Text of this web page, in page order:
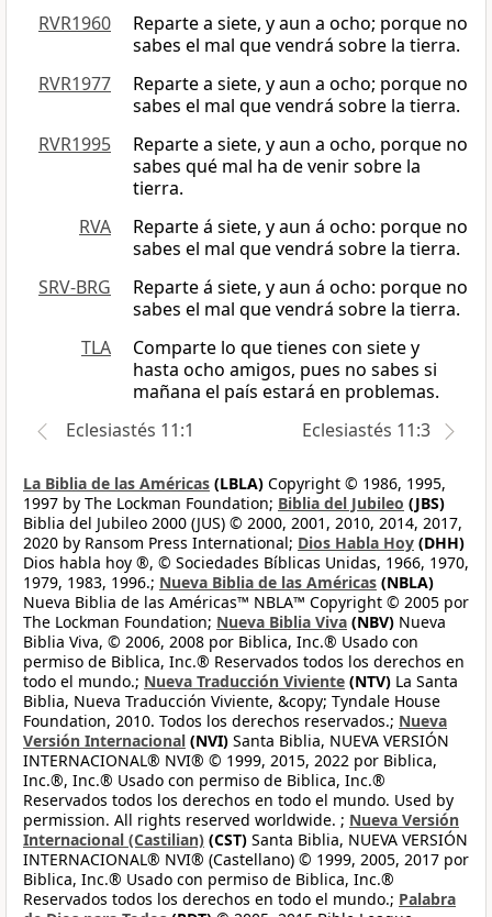
RVR1960
Reparte a siete, y aun a ocho; porque no
sabes el mal que vendrá sobre la tierra.
RVR1977
Reparte a siete, y aun a ocho; porque no
sabes el mal que vendrá sobre la tierra.
RVR1995
Reparte a siete, y aun a ocho, porque no
sabes qué mal ha de venir sobre la
tierra.
RVA
Reparte á siete, y aun á ocho: porque no
sabes el mal que vendrá sobre la tierra.
SRV-BRG
Reparte á siete, y aun á ocho: porque no
sabes el mal que vendrá sobre la tierra.
TLA
Comparte lo que tienes con siete y
hasta ocho amigos, pues no sabes si
mañana el país estará en problemas.
Eclesiastés 11:1
Eclesiastés 11:3
La Biblia de las Américas (LBLA) Copyright © 1986, 1995,
1997 by The Lockman Foundation; Biblia del Jubileo (JBS)
Biblia del Jubileo 2000 (JUS) © 2000, 2001, 2010, 2014, 2017,
2020 by Ransom Press International; Dios Habla Hoy (DHH)
Dios habla hoy ®, © Sociedades Bíblicas Unidas, 1966, 1970,
1979, 1983, 1996.; Nueva Biblia de las Américas (NBLA)
Nueva Biblia de las Américas™ NBLA™ Copyright © 2005 por
The Lockman Foundation; Nueva Biblia Viva (NBV) Nueva
Biblia Viva, © 2006, 2008 por Biblica, Inc.® Usado con
permiso de Biblica, Inc.® Reservados todos los derechos en
todo el mundo.; Nueva Traducción Viviente (NTV) La Santa
Biblia, Nueva Traducción Viviente, &copy; Tyndale House
Foundation, 2010. Todos los derechos reservados.; Nueva
Versión Internacional (NVI) Santa Biblia, NUEVA VERSIÓN
INTERNACIONAL® NVI® © 1999, 2015, 2022 por Biblica,
Inc.®, Inc.® Usado con permiso de Biblica, Inc.®
Reservados todos los derechos en todo el mundo. Used by
permission. All rights reserved worldwide. ; Nueva Versión
Internacional (Castilian) (CST) Santa Biblia, NUEVA VERSIÓN
INTERNACIONAL® NVI® (Castellano) © 1999, 2005, 2017 por
Biblica, Inc.® Usado con permiso de Biblica, Inc.®
Reservados todos los derechos en todo el mundo.; Palabra